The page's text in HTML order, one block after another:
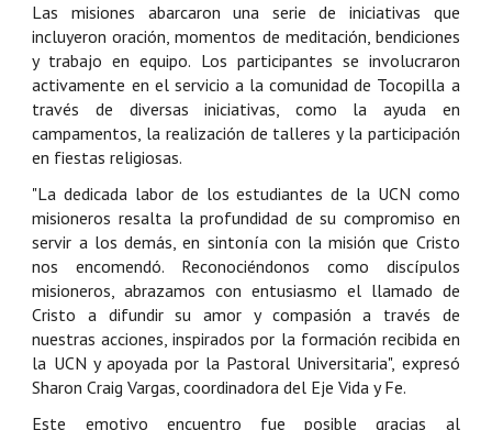
Las misiones abarcaron una serie de iniciativas que
incluyeron oración, momentos de meditación, bendiciones
y trabajo en equipo. Los participantes se involucraron
activamente en el servicio a la comunidad de Tocopilla a
través de diversas iniciativas, como la ayuda en
campamentos, la realización de talleres y la participación
en fiestas religiosas.
"La dedicada labor de los estudiantes de la UCN como
misioneros resalta la profundidad de su compromiso en
servir a los demás, en sintonía con la misión que Cristo
nos encomendó. Reconociéndonos como discípulos
misioneros, abrazamos con entusiasmo el llamado de
Cristo a difundir su amor y compasión a través de
nuestras acciones, inspirados por la formación recibida en
la UCN y apoyada por la Pastoral Universitaria", expresó
Sharon Craig Vargas, coordinadora del Eje Vida y Fe.
Este emotivo encuentro fue posible gracias al